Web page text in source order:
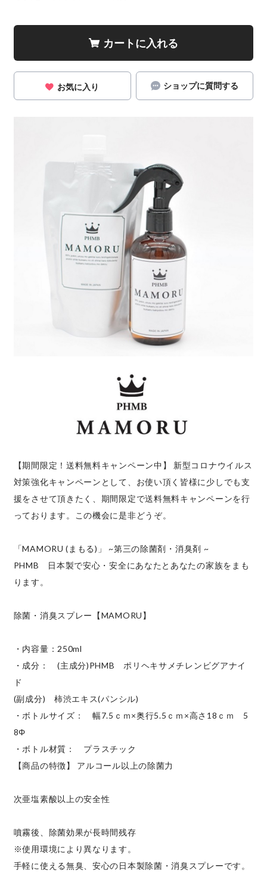
カートに入れる
お気に入り ショップに質問する
【期間限定！送料無料キャンペーン中】 新型コロナウイルス
対策強化キャンペーンとして、お使い頂く皆様に少しでも支
援をさせて頂きたく、期間限定で送料無料キャンペーンを行
っております。この機会に是非どうぞ。
「MAMORU (まもる)」 ~第三の除菌剤・消臭剤 ~
PHMB 日本製で安心・安全にあなたとあなたの家族をまも
ります。
除菌・消臭スプレー【MAMORU】
・内容量：250ml
・成分： (主成分)PHMB ポリヘキサメチレンビグアナイ
ド
(副成分) 柿渋エキス(パンシル)
・ボトルサイズ： 幅7.5ｃｍ×奥行5.5ｃｍ×高さ18ｃｍ 5
8Φ
・ボトル材質： プラスチック
【商品の特徴】 アルコール以上の除菌力
次亜塩素酸以上の安全性
噴霧後、除菌効果が長時間残存
※使用環境により異なります。
手軽に使える無臭、安心の日本製除菌・消臭スプレーです。